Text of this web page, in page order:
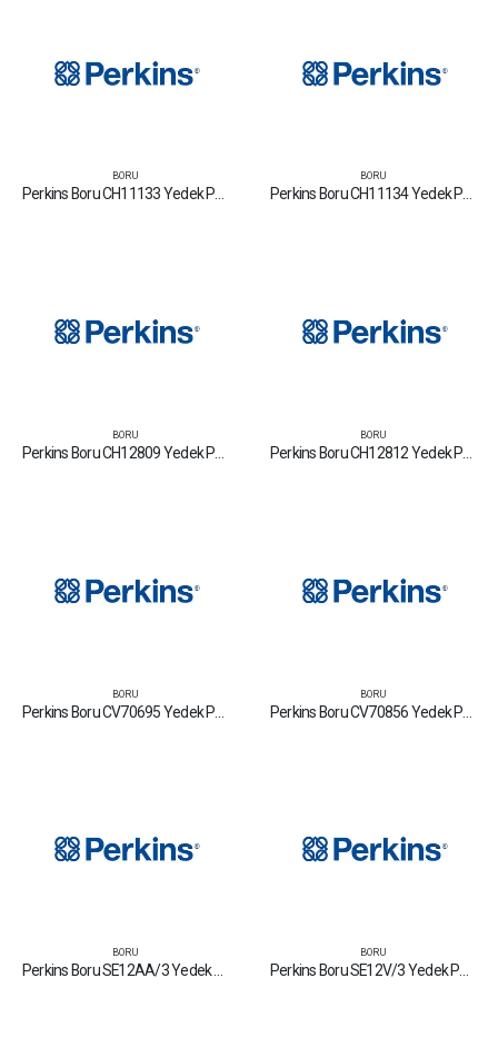
BORU
Perkins Boru CH11133 Yedek Parça Fiyat Tamir Bakım Satan Firmalar
BORU
Perkins Boru CH11134 Yedek Parça Fiyat Tamir Bakım Satan Firmalar
BORU BORU
BORU BORU
BORU BORU